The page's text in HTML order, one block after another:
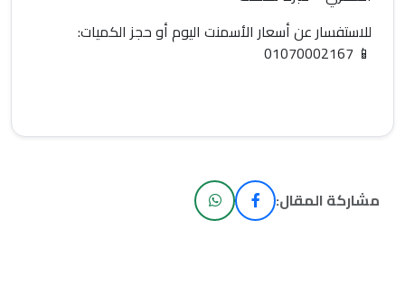
للاستفسار عنأسعار الأسمنت اليومأو حجز الكميات:
📱
01070002167
مشاركة المقال: